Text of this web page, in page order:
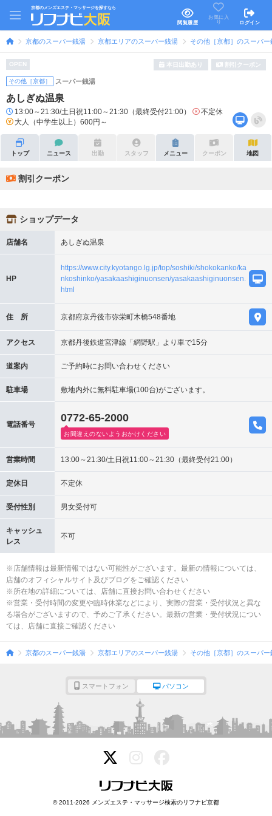
京都のメンズエステ・マッサージを探すなら
閲覧履歴
お気に入
り
ログイン
京都のスーパー銭湯 京都エリアのスーパー銭湯 その他［京都］のスーパー
OPEN 本日出勤あり 割引クーポン
その他［京都］ スーパー銭湯
あしぎぬ温泉
13:00～21:30/土日祝11:00～21:30（最終受付21:00）
不定休
大人（中学生以上）600円～
トップ ニュース 出勤 スタッフ メニュー クーポン 地図
割引クーポン
ショップデータ
店舗名 あしぎぬ温泉
HP
https://www.city.kyotango.lg.jp/top/soshiki/shokokanko/ka
nkoshinko/yasakaashiginuonsen/yasakaashiginuonsen.
html
住 所 京都府京丹後市弥栄町木橋548番地
アクセス 京都丹後鉄道宮津線「網野駅」より車で15分
道案内 ご予約時にお問い合わせください
駐車場 敷地内外に無料駐車場(100台)がございます。
電話番号
0772-65-2000
お間違えのないようおかけください
営業時間 13:00～21:30/土日祝11:00～21:30（最終受付21:00）
定休日 不定休
受付性別 男女受付可
キャッシュ
レス
不可
※店舗情報は最新情報ではない可能性がございます。最新の情報については、
店舗のオフィシャルサイト及びブログをご確認ください
※所在地の詳細については、店舗に直接お問い合わせください
※営業・受付時間の変更や臨時休業などにより、実際の営業・受付状況と異な
る場合がございますので、予めご了承ください。最新の営業・受付状況につい
ては、店舗に直接ご確認ください
京都のスーパー銭湯 京都エリアのスーパー銭湯 その他［京都］のスーパー
スマートフォン パソコン
© 2011-2026 メンズエステ・マッサージ検索のリフナビ京都